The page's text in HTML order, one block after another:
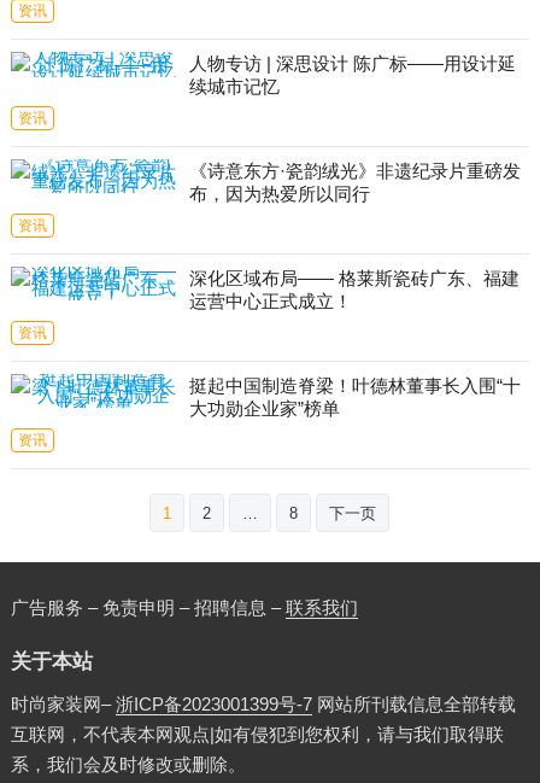
资讯
人物专访 | 深思设计 陈广标——用设计延
续城市记忆
资讯
《诗意东方·瓷韵绒光》非遗纪录片重磅发
布，因为热爱所以同行
资讯
深化区域布局—— 格莱斯瓷砖广东、福建
运营中心正式成立！
资讯
挺起中国制造脊梁！叶德林董事长入围“十
大功勋企业家”榜单
资讯
分
页
1 2 … 8 下一页
广告服务 – 免责申明 – 招聘信息 –联系我们
关于本站
时尚家装网–浙ICP备2023001399号-7网站所刊载信息全部转载
互联网，不代表本网观点|如有侵犯到您权利，请与我们取得联
系，我们会及时修改或删除。